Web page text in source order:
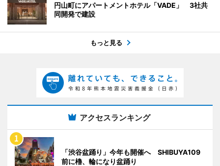
円山町にアパートメントホテル「VADE」 3社共
同開発で建設
もっと見る
アクセスランキング
「渋谷盆踊り」今年も開催へ SHIBUYA109
前に櫓、輪になり盆踊り